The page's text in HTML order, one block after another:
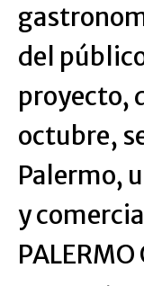
del
proyecto,
octubre,
Palermo,
y